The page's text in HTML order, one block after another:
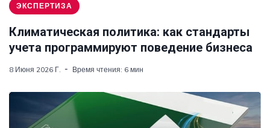
ЭКСПЕРТИЗА
Климатическая политика: как стандарты
учета программируют поведение бизнеса
8 Июня 2026 Г. Время чтения: 6 мин